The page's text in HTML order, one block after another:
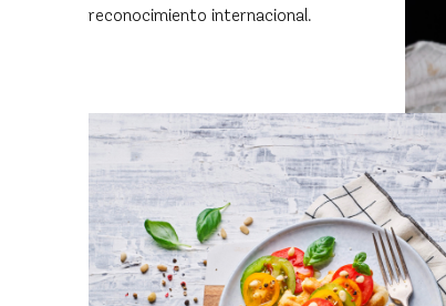
reconocimiento internacional.